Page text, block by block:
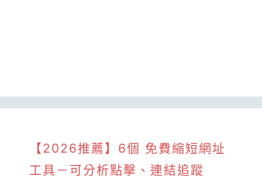
【2026推薦】6個 免費縮短網址
工具－可分析點擊、連結追蹤